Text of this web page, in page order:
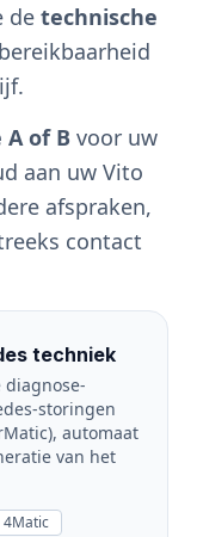
de technische
A of B voor uw
aan uw Vito
afspraken,
contact
techniek
diagnose-
storingen
automaat
van het
4Matic